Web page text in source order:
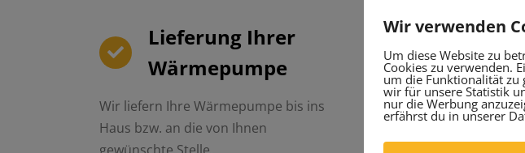
Lieferung Ihrer
Wärmepumpe
Wir liefern Ihre Wärmepumpe bis ins
Haus bzw. an die von Ihnen
gewünschte Stelle.
Unser
Wärmepumpe
Wir verwenden
Um diese Website zu
Cookies zu verwenden.
um die Funktionalität zu
wir für unsere Statistik
nur die Werbung
erfährst du in unserer